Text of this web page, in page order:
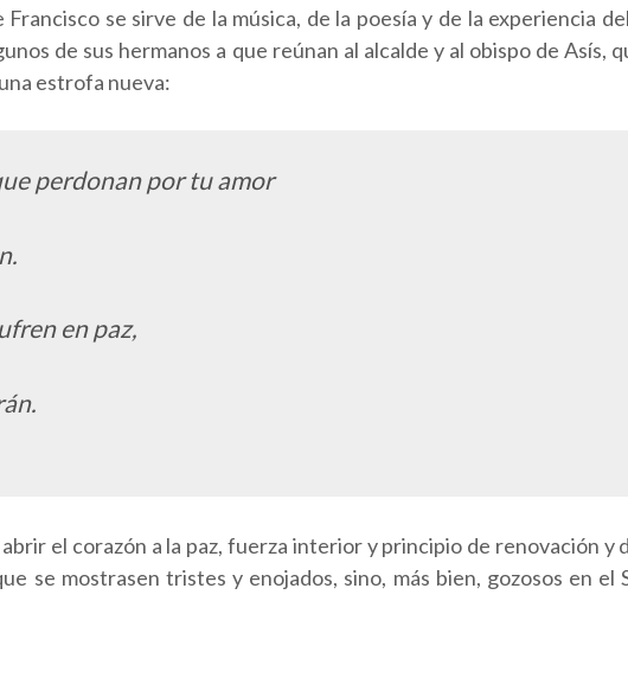
se sirve de la música, de la poesía y de la experiencia
de sus hermanos a que reúnan al alcalde y al obispo de Asís,
estrofa nueva:
perdonan por tu amor
en paz,
el corazón a la paz, fuerza interior y principio de renovación y
se mostrasen tristes y enojados, sino, más bien, gozosos en el